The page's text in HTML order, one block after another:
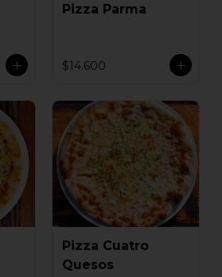
Pizza Parma
$14.600
Pizza Cuatro
Quesos